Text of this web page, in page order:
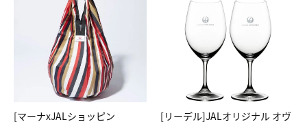
[マーナxJALショッピン
[リーデル]JALオリジナル オヴ